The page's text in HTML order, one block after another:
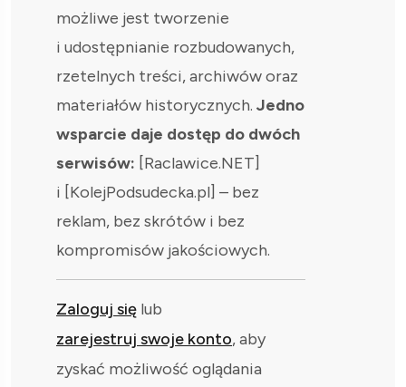
możliwe jest tworzenie
i udostępnianie rozbudowanych,
rzetelnych treści, archiwów oraz
materiałów historycznych. Jedno
wsparcie daje dostęp do dwóch
serwisów: [Raclawice.NET]
i [KolejPodsudecka.pl] – bez
reklam, bez skrótów i bez
kompromisów jakościowych.
Zaloguj się lub
zarejestruj swoje konto, aby
zyskać możliwość oglądania